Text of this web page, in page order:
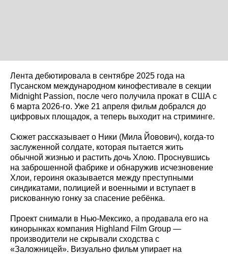
Лента дебютировала в сентябре 2025 года на
Пусанском международном кинофестивале в секции
Midnight Passion, после чего получила прокат в США с
6 марта 2026-го. Уже 21 апреля фильм добрался до
цифровых площадок, а теперь выходит на стриминге.
Сюжет рассказывает о Ники (Мила Йовович), когда-то
заслуженной солдате, которая пытается жить
обычной жизнью и растить дочь Хлою. Проснувшись
на заброшенной фабрике и обнаружив исчезновение
Хлои, героиня оказывается между преступными
синдикатами, полицией и военными и вступает в
рискованную гонку за спасение ребёнка.
Проект снимали в Нью-Мексико, а продавала его на
кинорынках компания Highland Film Group —
производители не скрывали сходства с
«Заложницей». Визуально фильм упирает на